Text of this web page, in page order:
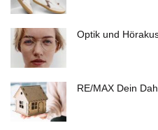
Optik und
RE/MAX Dein